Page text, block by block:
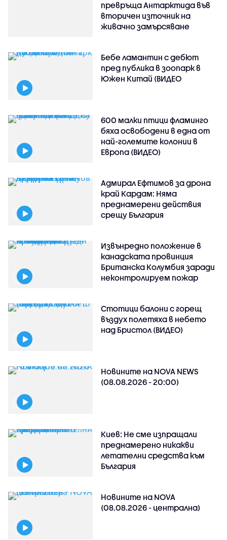
превръща Антарктида във
вторичен източник на
живачно замърсяване
Бебе ламантин с дебют
пред публика в зоопарк в
Южен Китай (ВИДЕО
600 малки птици фламинго
бяха освободени в една от
най-големите колонии в
Европа (ВИДЕО)
Адмирал Ефтимов за дрона
край Кардам: Няма
преднамерени действия
срещу България
Извънредно положение в
канадската провинция
Британска Колумбия заради
неконтролируем пожар
Стотици балони с горещ
въздух полетяха в небето
над Бристол (ВИДЕО)
Новините на NOVA NEWS
(08.08.2026 - 20:00)
Киев: Не сме изпращали
преднамерено никакви
летателни средства към
България
Новините на NOVA
(08.08.2026 - централна)